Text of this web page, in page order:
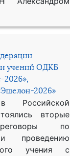
учений ОДКБ
2026»,
2026»
вторые
по
проведению
учения с